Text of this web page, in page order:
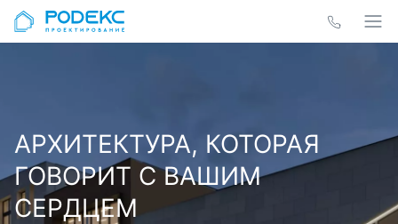
АРХИТЕКТУРА, КОТОРАЯ
ГОВОРИТ С ВАШИМ
СЕРДЦЕМ